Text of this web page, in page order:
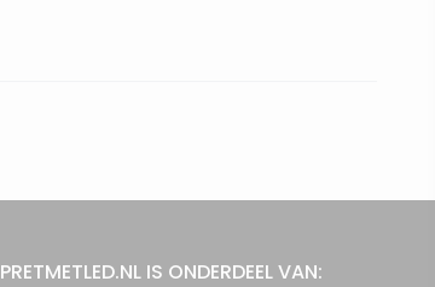
PRETMETLED.NL IS ONDERDEEL VAN: